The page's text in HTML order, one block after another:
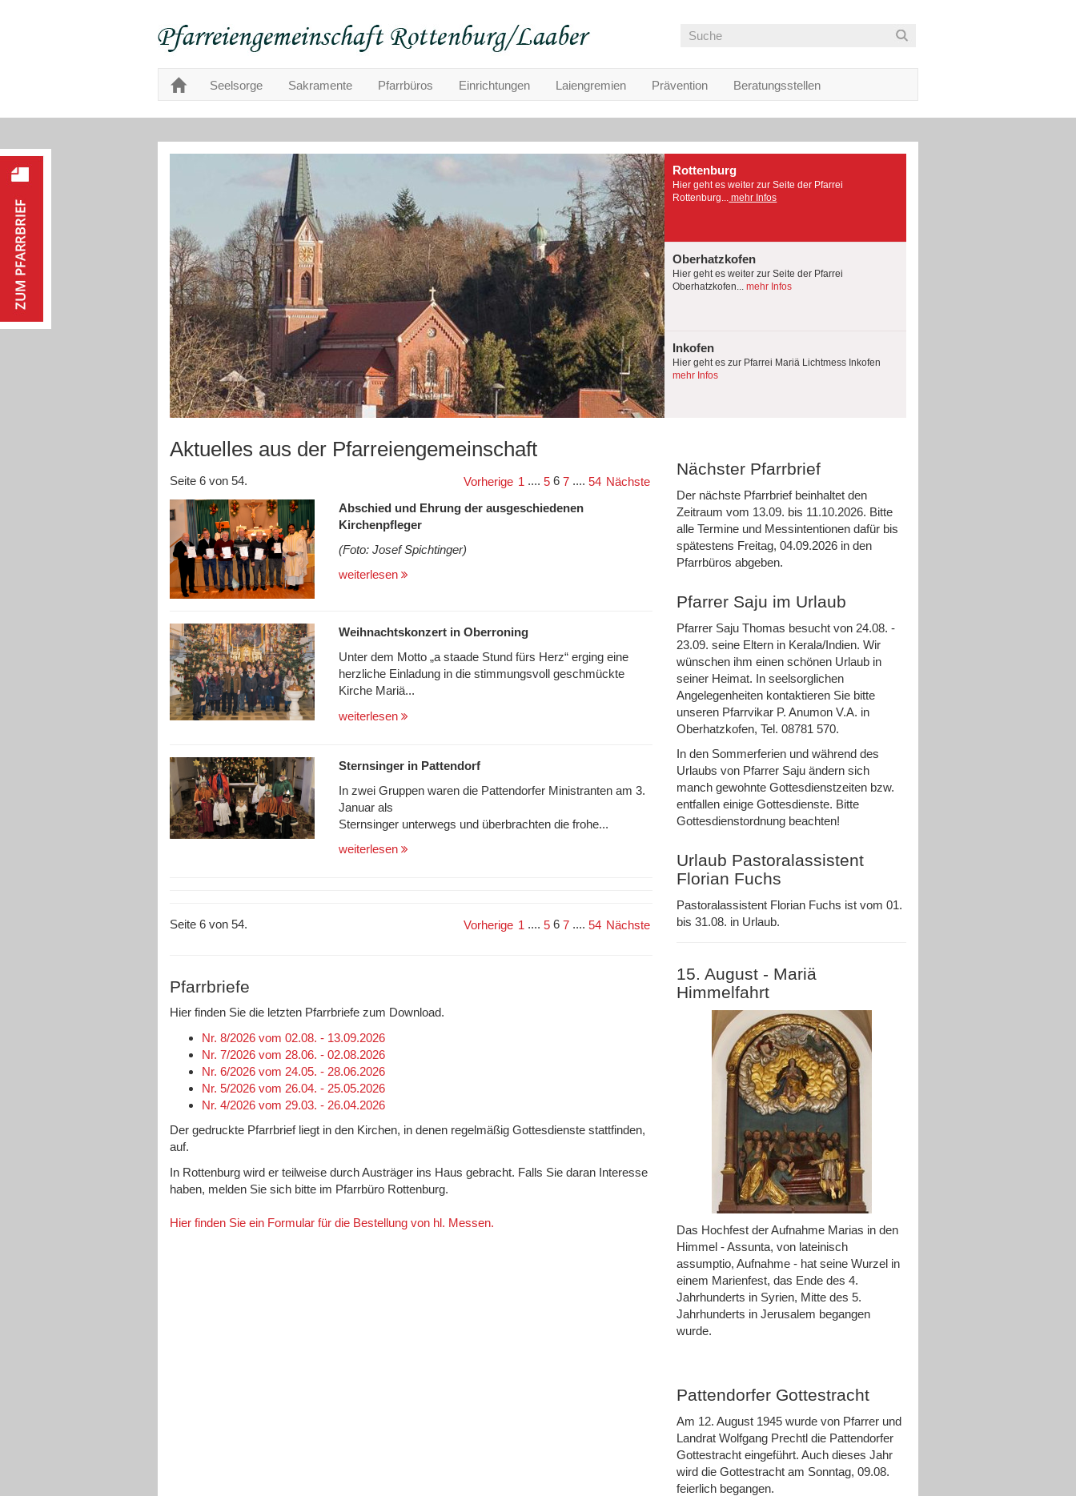
Seelsorge Sakramente Pfarrbüros Einrichtungen Laiengremien Prävention Beratungsstellen
Rottenburg
Hier geht es weiter zur Seite der Pfarrei
Rottenburg... mehr Infos
Oberhatzkofen
Hier geht es weiter zur Seite der Pfarrei
Oberhatzkofen... mehr Infos
Inkofen
Hier geht es zur Pfarrei Mariä Lichtmess Inkofen
mehr Infos
Aktuelles aus der Pfarreiengemeinschaft
Seite 6 von 54. Vorherige 1 .... 5 6 7 .... 54 Nächste
Abschied und Ehrung der ausgeschiedenen
Kirchenpfleger
(Foto: Josef Spichtinger)
weiterlesen
Weihnachtskonzert in Oberroning
Unter dem Motto „a staade Stund fürs Herz“ erging eine
herzliche Einladung in die stimmungsvoll geschmückte
Kirche Mariä...
weiterlesen
Sternsinger in Pattendorf
In zwei Gruppen waren die Pattendorfer Ministranten am 3.
Januar als
Sternsinger unterwegs und überbrachten die frohe...
weiterlesen
Seite 6 von 54. Vorherige 1 .... 5 6 7 .... 54 Nächste
Pfarrbriefe
Hier finden Sie die letzten Pfarrbriefe zum Download.
Nr. 8/2026 vom 02.08. - 13.09.2026
Nr. 7/2026 vom 28.06. - 02.08.2026
Nr. 6/2026 vom 24.05. - 28.06.2026
Nr. 5/2026 vom 26.04. - 25.05.2026
Nr. 4/2026 vom 29.03. - 26.04.2026
Der gedruckte Pfarrbrief liegt in den Kirchen, in denen regelmäßig Gottesdienste stattfinden,
auf.
In Rottenburg wird er teilweise durch Austräger ins Haus gebracht. Falls Sie daran Interesse
haben, melden Sie sich bitte im Pfarrbüro Rottenburg.
Hier finden Sie ein Formular für die Bestellung von hl. Messen.
Nächster Pfarrbrief
Der nächste Pfarrbrief beinhaltet den
Zeitraum vom 13.09. bis 11.10.2026. Bitte
alle Termine und Messintentionen dafür bis
spätestens Freitag, 04.09.2026 in den
Pfarrbüros abgeben.
Pfarrer Saju im Urlaub
Pfarrer Saju Thomas besucht von 24.08. -
23.09. seine Eltern in Kerala/Indien. Wir
wünschen ihm einen schönen Urlaub in
seiner Heimat. In seelsorglichen
Angelegenheiten kontaktieren Sie bitte
unseren Pfarrvikar P. Anumon V.A. in
Oberhatzkofen, Tel. 08781 570.
In den Sommerferien und während des
Urlaubs von Pfarrer Saju ändern sich
manch gewohnte Gottesdienstzeiten bzw.
entfallen einige Gottesdienste. Bitte
Gottesdienstordnung beachten!
Urlaub Pastoralassistent
Florian Fuchs
Pastoralassistent Florian Fuchs ist vom 01.
bis 31.08. in Urlaub.
15. August - Mariä
Himmelfahrt
Das Hochfest der Aufnahme Marias in den
Himmel - Assunta, von lateinisch
assumptio, Aufnahme - hat seine Wurzel in
einem Marienfest, das Ende des 4.
Jahrhunderts in Syrien, Mitte des 5.
Jahrhunderts in Jerusalem begangen
wurde.
Pattendorfer Gottestracht
Am 12. August 1945 wurde von Pfarrer und
Landrat Wolfgang Prechtl die Pattendorfer
Gottestracht eingeführt. Auch dieses Jahr
wird die Gottestracht am Sonntag, 09.08.
feierlich begangen.